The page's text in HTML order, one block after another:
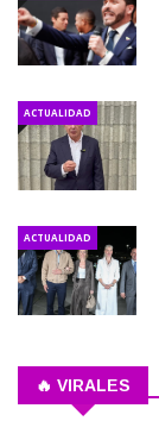
ACTUALIDAD
ACTUALIDAD
🔥 VIRALES